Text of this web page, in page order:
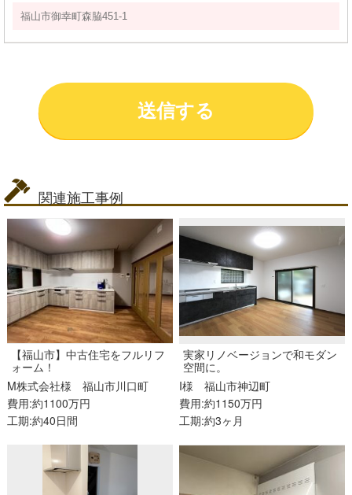
関連施工事例
【福山市】中古住宅をフルリフ
ォーム！
M株式会社様福山市川口町
費用:約1100万円
工期:約40日間
実家リノベージョンで和モダン
空間に。
I様福山市神辺町
費用:約1150万円
工期:約3ヶ月